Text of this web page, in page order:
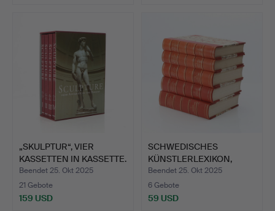
„SKULPTUR“, VIER
KASSETTEN IN KASSETTE.
Vo…
Beendet 25. Okt 2025
21 Gebote
159 USD
SCHWEDISCHES
KÜNSTLERLEXIKON,
FÜNF BANDS. …
Beendet 25. Okt 2025
6 Gebote
59 USD